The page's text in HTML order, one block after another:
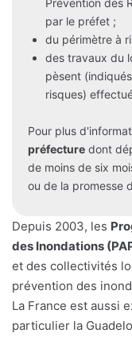
Prévention des
par le préfet ;
du périmètre à
des travaux du
pèsent
risques)
Pour plus
préfecture dont
de moins de six
ou de la promesse
Depuis 2003, les
des Inondations
et des collectivités
prévention des
La France est aussi
particulier la